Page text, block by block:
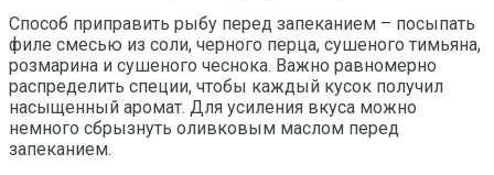
Способ приправить рыбу перед запеканием – посыпать
филе смесью из соли, черного перца, сушеного тимьяна,
розмарина и сушеного чеснока. Важно равномерно
распределить специи, чтобы каждый кусок получил
насыщенный аромат. Для усиления вкуса можно
немного сбрызнуть оливковым маслом перед
запеканием.